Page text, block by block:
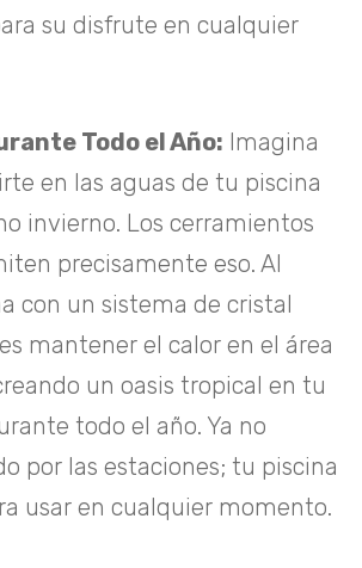
su disfrute en cualquier
Todo el Año: Imagina
en las aguas de tu piscina
invierno. Los cerramientos
precisamente eso. Al
con un sistema de cristal
mantener el calor en el área
un oasis tropical en tu
todo el año. Ya no
por las estaciones; tu piscina
usar en cualquier momento.